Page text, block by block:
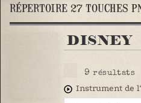
RÉPERTOIRE 27 TOUCHES
DISNEY
9 résultats
Instrument de